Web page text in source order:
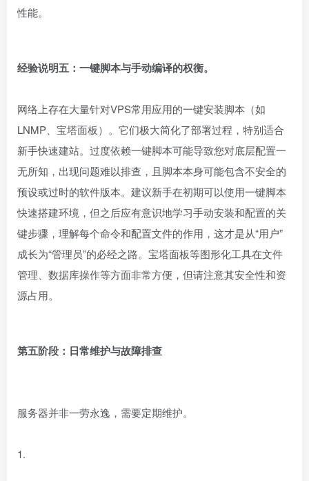
性能。
经验说明五：一键脚本与手动编译的权衡。
网络上存在大量针对VPS常用应用的一键安装脚本（如
LNMP、宝塔面板）。它们极大简化了部署过程，特别适合
新手快速建站。过度依赖一键脚本可能导致您对底层配置一
无所知，出现问题难以排查，且脚本本身可能包含不安全的
预设或过时的软件版本。建议新手在初期可以使用一键脚本
快速搭建环境，但之后应有意识地学习手动安装和配置的关
键步骤，理解每个命令和配置文件的作用，这才是从“用户”
成长为“管理员”的必经之路。宝塔面板等图形化工具在文件
管理、数据库操作等方面非常方便，但请注意其安全性和资
源占用。
第五阶段：日常维护与故障排查
服务器并非一劳永逸，需要定期维护。
1.